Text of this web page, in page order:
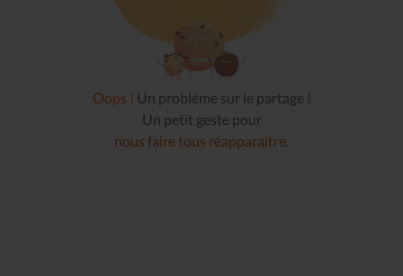
Oops ! Un problème sur le partage !
Un petit geste pour
nous faire tous réapparaître.